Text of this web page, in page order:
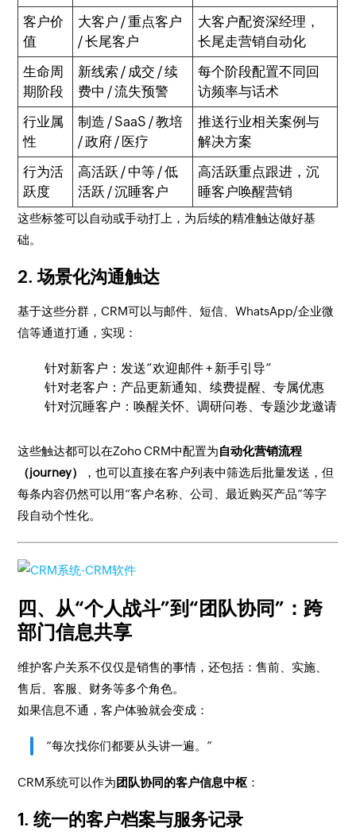
客户价
值
大客户 / 重点客户
/ 长尾客户
大客户配资深经理，
长尾走营销自动化
生命周
期阶段
新线索 / 成交 / 续
费中 / 流失预警
每个阶段配置不同回
访频率与话术
行业属
性
制造 / SaaS / 教培
/ 政府 / 医疗
推送行业相关案例与
解决方案
行为活
跃度
高活跃 / 中等 / 低
活跃 / 沉睡客户
高活跃重点跟进，沉
睡客户唤醒营销
这些标签可以自动或手动打上，为后续的精准触达做好基
础。
2. 场景化沟通触达
基于这些分群，CRM可以与邮件、短信、WhatsApp/企业微
信等通道打通，实现：
针对新客户：发送“欢迎邮件 + 新手引导”
针对老客户：产品更新通知、续费提醒、专属优惠
针对沉睡客户：唤醒关怀、调研问卷、专题沙龙邀请
这些触达都可以在Zoho CRM中配置为自动化营销流程
（journey）
，也可以直接在客户列表中筛选后批量发送，但
每条内容仍然可以用“客户名称、公司、最近购买产品”等字
段自动个性化。
四、从“个人战斗”到“团队协同”：跨
部门信息共享
维护客户关系不仅仅是销售的事情，还包括：售前、实施、
售后、客服、财务等多个角色。
如果信息不通，客户体验就会变成：
“每次找你们都要从头讲一遍。”
CRM系统可以作为 团队协同的客户信息中枢 ：
1. 统一的客户档案与服务记录